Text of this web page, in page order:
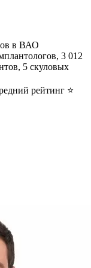
в ВАО
3 012
5 скуловых
рейтинг ⭐️